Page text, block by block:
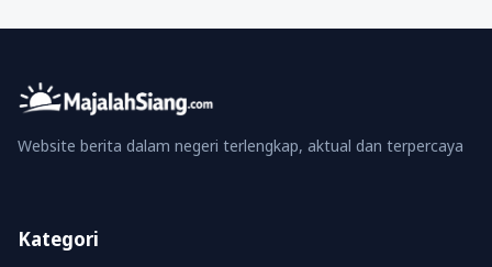
Website berita dalam negeri terlengkap, aktual dan terpercaya
Kategori